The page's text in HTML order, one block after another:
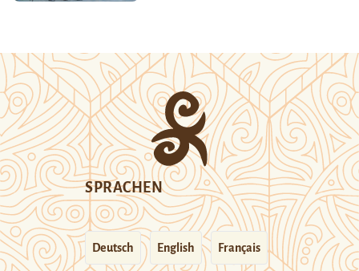
SPRACHEN
Deutsch English Français